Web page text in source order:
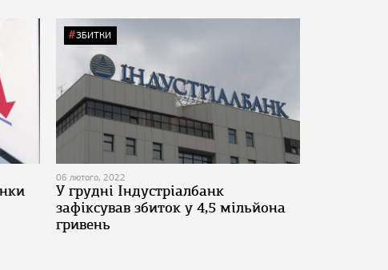
ЗБИТКИ
06 лютого, 2022
У грудні Індустріалбанк
зафіксував збиток у 4,5 мільйона
гривень